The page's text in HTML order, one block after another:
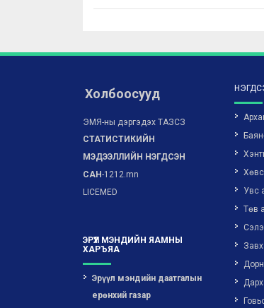
Холбоосууд
ЭМЯ-ны дэргэдэх ТАЗСЗ
СТАТИСТИКИЙН
МЭДЭЭЛЛИЙН НЭГДСЭН
САН-1212.mn
LICEMED
ЭРҮҮЛ МЭНДИЙН ЯАМНЫ
ХАРЪЯА
Эрүүл мэндийн даатгалын
ерөнхий газар
Увс
Төв